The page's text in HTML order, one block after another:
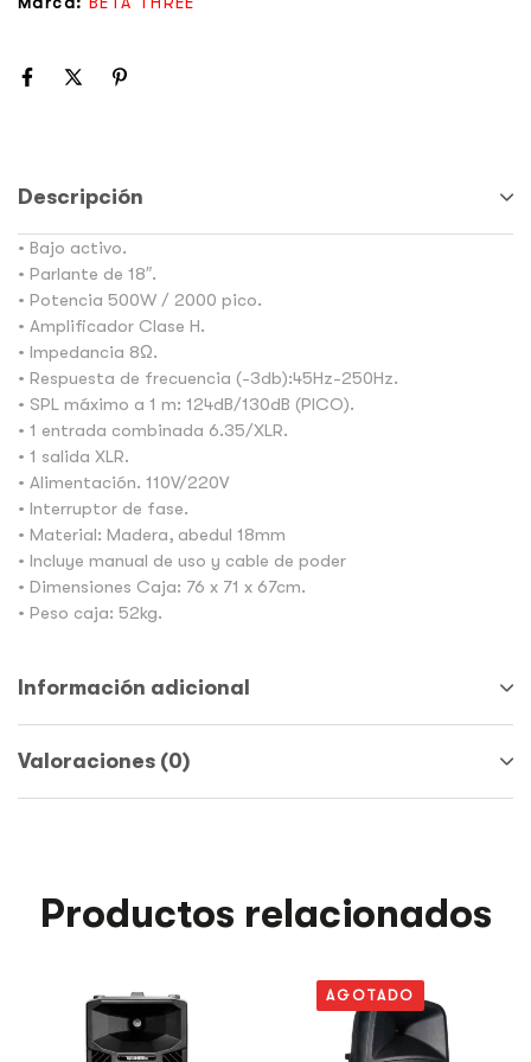
Descripción
• Bajo activo.
• Parlante de 18″.
• Potencia 500W / 2000 pico.
• Amplificador Clase H.
• Impedancia 8Ω.
• Respuesta de frecuencia (-3db):45Hz-250Hz.
• SPL máximo a 1 m: 124dB/130dB (PICO).
• 1 entrada combinada 6.35/XLR.
• 1 salida XLR.
• Alimentación. 110V/220V
• Interruptor de fase.
• Material: Madera, abedul 18mm
• Incluye manual de uso y cable de poder
• Dimensiones Caja: 76 x 71 x 67cm.
• Peso caja: 52kg.
Información adicional
Valoraciones (0)
Productos relacionados
AGOTADO